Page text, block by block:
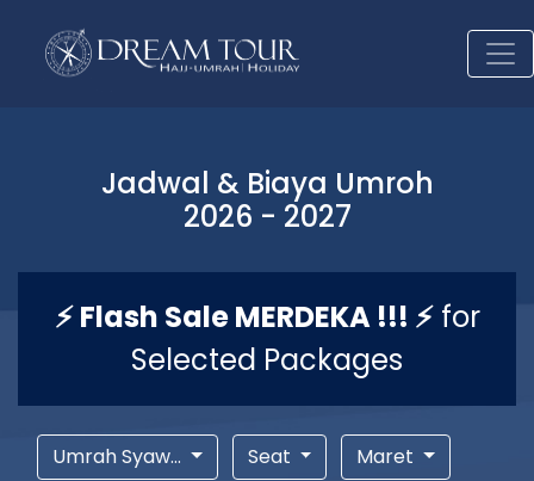
Jadwal & Biaya Umroh
2026 - 2027
⚡ Flash Sale MERDEKA !!! ⚡for
Selected Packages
Umrah Syaw... Seat Maret